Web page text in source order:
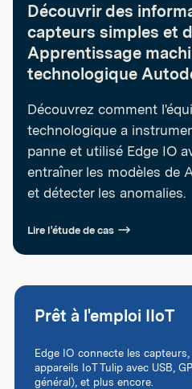
Découvrir des
capteurs simples et
Apprentissage
technologique
Découvrez comment
technologique a
panne et utilisé Edge IO
entraîner les modèles de
et détecter les anomalies.
Lire l'étude de cas
Prêt à l'emploi IIoT
Edge IO connecte les
appareils IoT Tulip avec USB,
général), et plus encore.